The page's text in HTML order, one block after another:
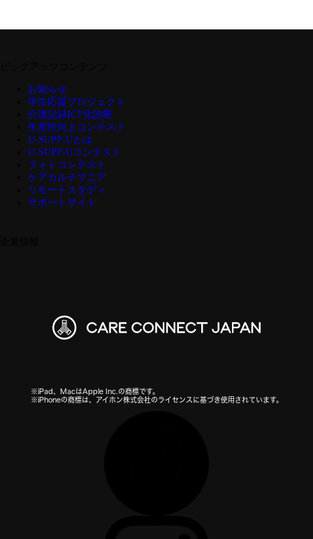
お知らせ
学生応援プロジェクト
介護記録ICT化診断
生産性向上コンテスト
U-SUPP-Uとは
U-SUPP-Uコンテスト
フォトコンテスト
ケアカルテマニア
リモートスタディ
サポートサイト
※iPad、MacはApple Inc.の商標です。
※iPhoneの商標は、アイホン株式会社のライセンスに基づき使用されています。